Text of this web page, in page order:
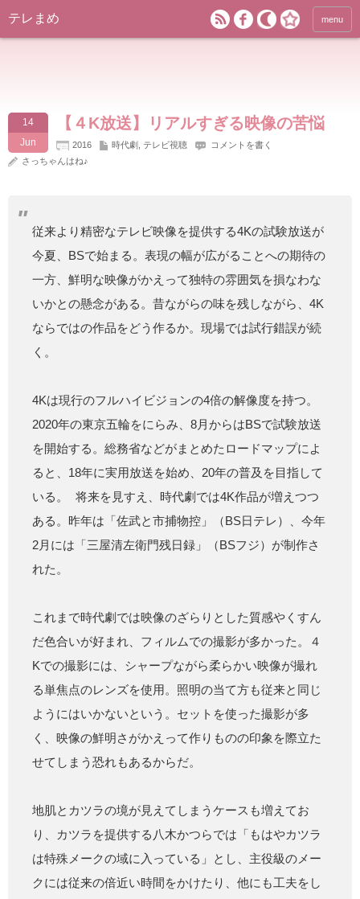
テレまめ menu
14
Jun
【４K放送】リアルすぎる映像の苦悩
2016 時代劇 テレビ視聴
コメントを書く
さっちゃんはね♪
従来より精密なテレビ映像を提供する4Kの試験放送が
今夏、BSで始まる。表現の幅が広がることへの期待の
一方、鮮明な映像がかえって独特の雰囲気を損なわな
いかとの懸念がある。昔ながらの味を残しながら、4K
ならではの作品をどう作るか。現場では試行錯誤が続
く。
4Kは現行のフルハイビジョンの4倍の解像度を持つ。
2020年の東京五輪をにらみ、8月からはBSで試験放送
を開始する。総務省などがまとめたロードマップによ
ると、18年に実用放送を始め、20年の普及を目指して
いる。 将来を見すえ、時代劇では4K作品が増えつつ
ある。昨年は「佐武と市捕物控」（BS日テレ）、今年
2月には「三屋清左衛門残日録」（BSフジ）が制作さ
れた。
これまで時代劇では映像のざらりとした質感やくすん
だ色合いが好まれ、フィルムでの撮影が多かった。４
Kでの撮影には、シャープながら柔らかい映像が撮れ
る単焦点のレンズを使用。照明の当て方も従来と同じ
ようにはいかないという。セットを使った撮影が多
く、映像の鮮明さがかえって作りものの印象を際立た
せてしまう恐れもあるからだ。
地肌とカツラの境が見えてしまうケースも増えてお
り、カツラを提供する八木かつらでは「もはやカツラ
は特殊メークの域に入っている」とし、主役級のメー
クには従来の倍近い時間をかけたり、他にも工夫をし